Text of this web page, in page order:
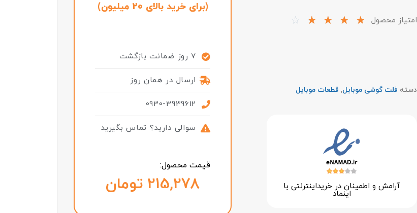
امتیاز محصول ☆
☆
☆
☆
☆
دسته فلت گوشی موبایل, قطعات موبایل
آرامش و اطمینان در خرید‌اینترنتی با
اینماد
(برای خرید بالای 20 میلیون)
7 روز ضمانت بازگشت
ارسال در همان روز
0930-3939612
سوالی دارید؟ تماس بگیرید
قیمت محصول:
تومان